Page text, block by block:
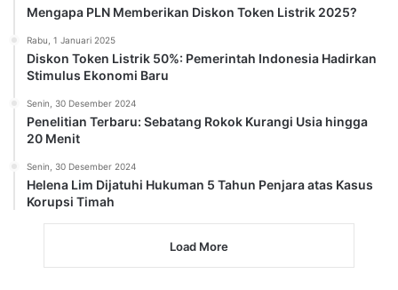
Mengapa PLN Memberikan Diskon Token Listrik 2025?
Rabu, 1 Januari 2025
Diskon Token Listrik 50%: Pemerintah Indonesia Hadirkan
Stimulus Ekonomi Baru
Senin, 30 Desember 2024
Penelitian Terbaru: Sebatang Rokok Kurangi Usia hingga
20 Menit
Senin, 30 Desember 2024
Helena Lim Dijatuhi Hukuman 5 Tahun Penjara atas Kasus
Korupsi Timah
Load More